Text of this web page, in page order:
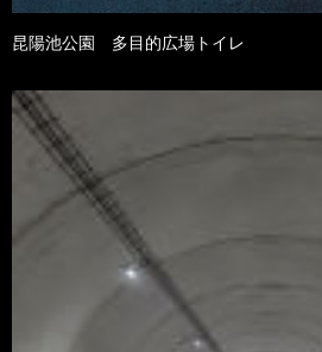
昆陽池公園 多目的広場トイレ